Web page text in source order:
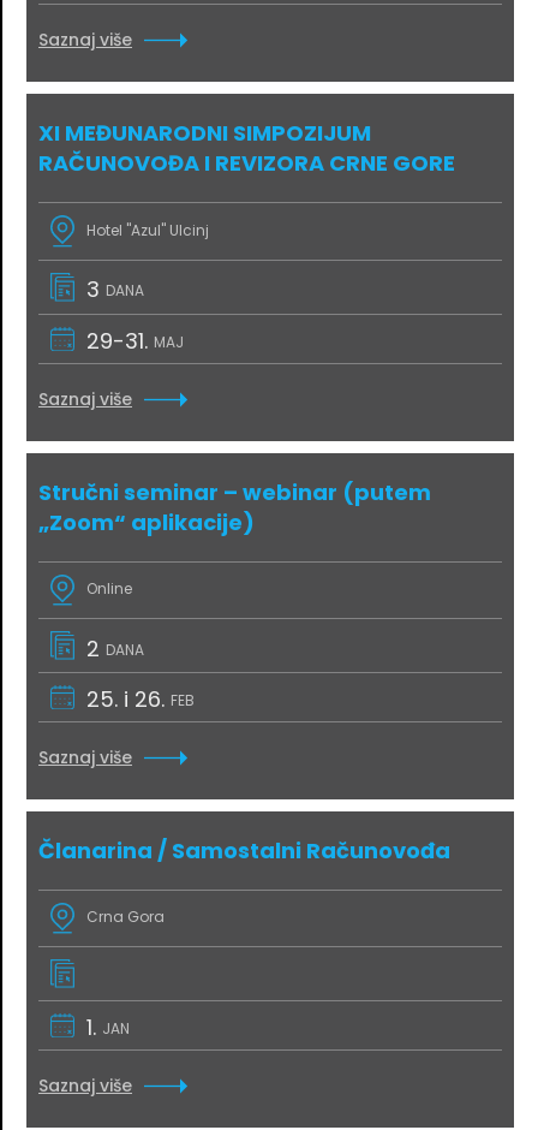
Saznaj više
XI MEĐUNARODNI SIMPOZIJUM
RAČUNOVOĐA I REVIZORA CRNE GORE
Hotel "Azul" Ulcinj
3 DANA
29-31. MAJ
Saznaj više
Stručni seminar – webinar (putem
„Zoom“ aplikacije)
Online
2 DANA
25. i 26. FEB
Saznaj više
Članarina / Samostalni Računovođa
Crna Gora
1. JAN
Saznaj više